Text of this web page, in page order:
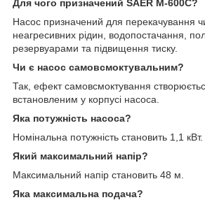
Для чого призначений SAER M-600C?
Насос призначений для перекачування
неагресивних рідин, водопостачання,
резервуарами та підвищення тиску.
Чи є насос самовсмоктувальним?
Так, ефект самовсмоктування
встановленим у корпусі насоса.
Яка потужність насоса?
Номінальна потужність становить 1,1 кВт.
Який максимальний напір?
Максимальний напір становить 48 м.
Яка максимальна подача?